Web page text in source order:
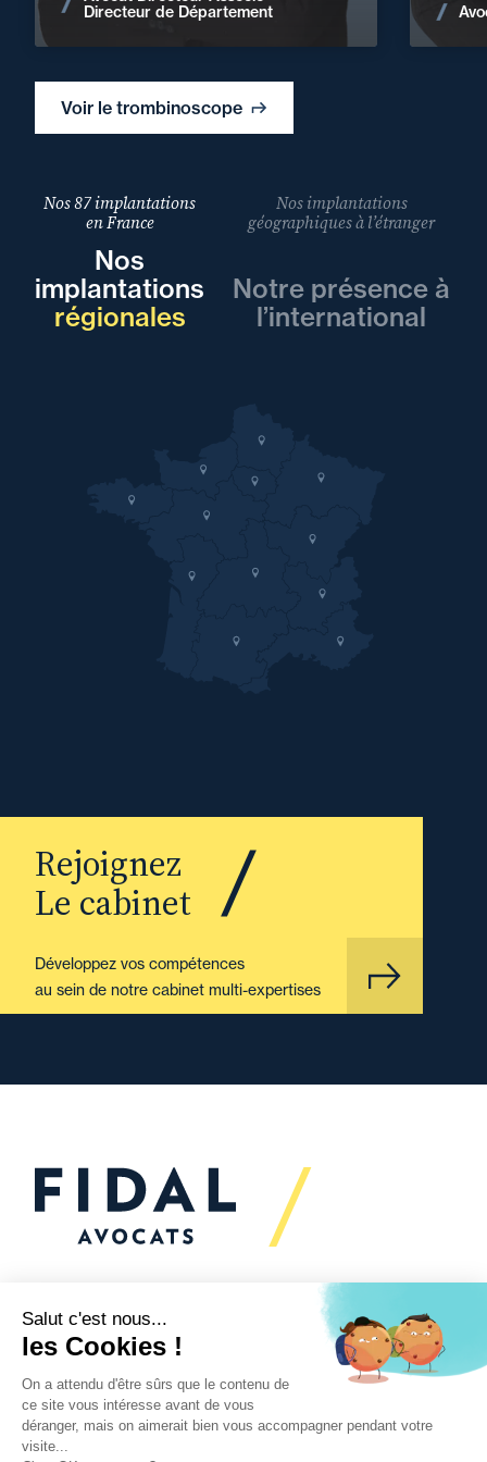
Voir le trombinoscope
Directeur de Département
Voir les actualités
Nos 87 implantations
en France
Nos
implantations
régionales
Nos implantations
géographiques à l’étranger
Notre présence à
l’international
Rejoignez
Le cabinet
Développez vos compétences
au sein de notre cabinet multi-expertises
Vous souhaitez échanger
avec nous ?
Nous sommes
à votre écoute